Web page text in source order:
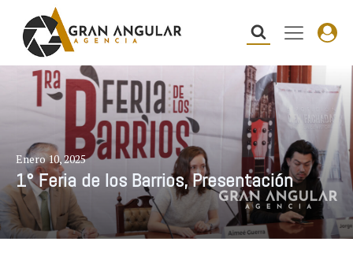
Enero 10, 2025
1° Feria de los Barrios, Presentación